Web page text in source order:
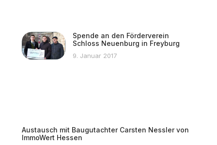
Spende an den Förderverein
Schloss Neuenburg in Freyburg
9. Januar 2017
Austausch mit Baugutachter Carsten Nessler von
ImmoWert Hessen